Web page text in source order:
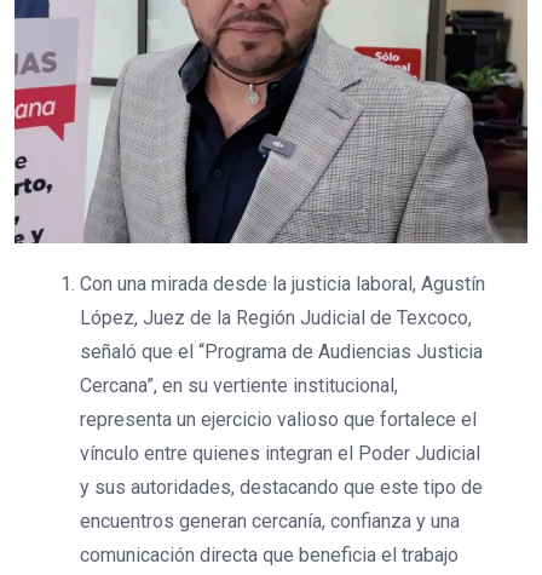
Con una mirada desde la justicia laboral, Agustín
López, Juez de la Región Judicial de Texcoco,
señaló que el “Programa de Audiencias Justicia
Cercana”, en su vertiente institucional,
representa un ejercicio valioso que fortalece el
vínculo entre quienes integran el Poder Judicial
y sus autoridades, destacando que este tipo de
encuentros generan cercanía, confianza y una
comunicación directa que beneficia el trabajo